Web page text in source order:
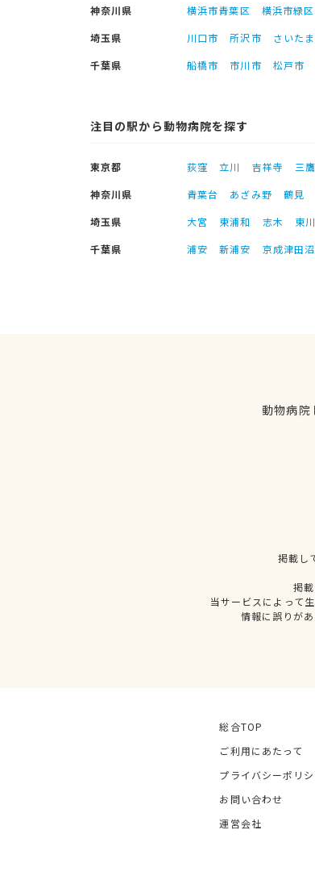
神奈川県
横浜市青葉区 横浜市緑区
埼玉県
川口市 所沢市 さいた
千葉県
船橋市 市川市 松戸市
注目の駅から動物病院を探す
東京都 荻窪 立川 吉祥寺 三鷹
神奈川県
青葉台 あざみ野 鶴見
埼玉県
大宮 東浦和 志木 東
千葉県
浦安 新浦安 京成津田沼
動物病院
掲載し
掲
当サービスによって
情報に誤りが
総合TOP
ご利用にあたって
プライバシーポリ
お問い合わせ
運営会社